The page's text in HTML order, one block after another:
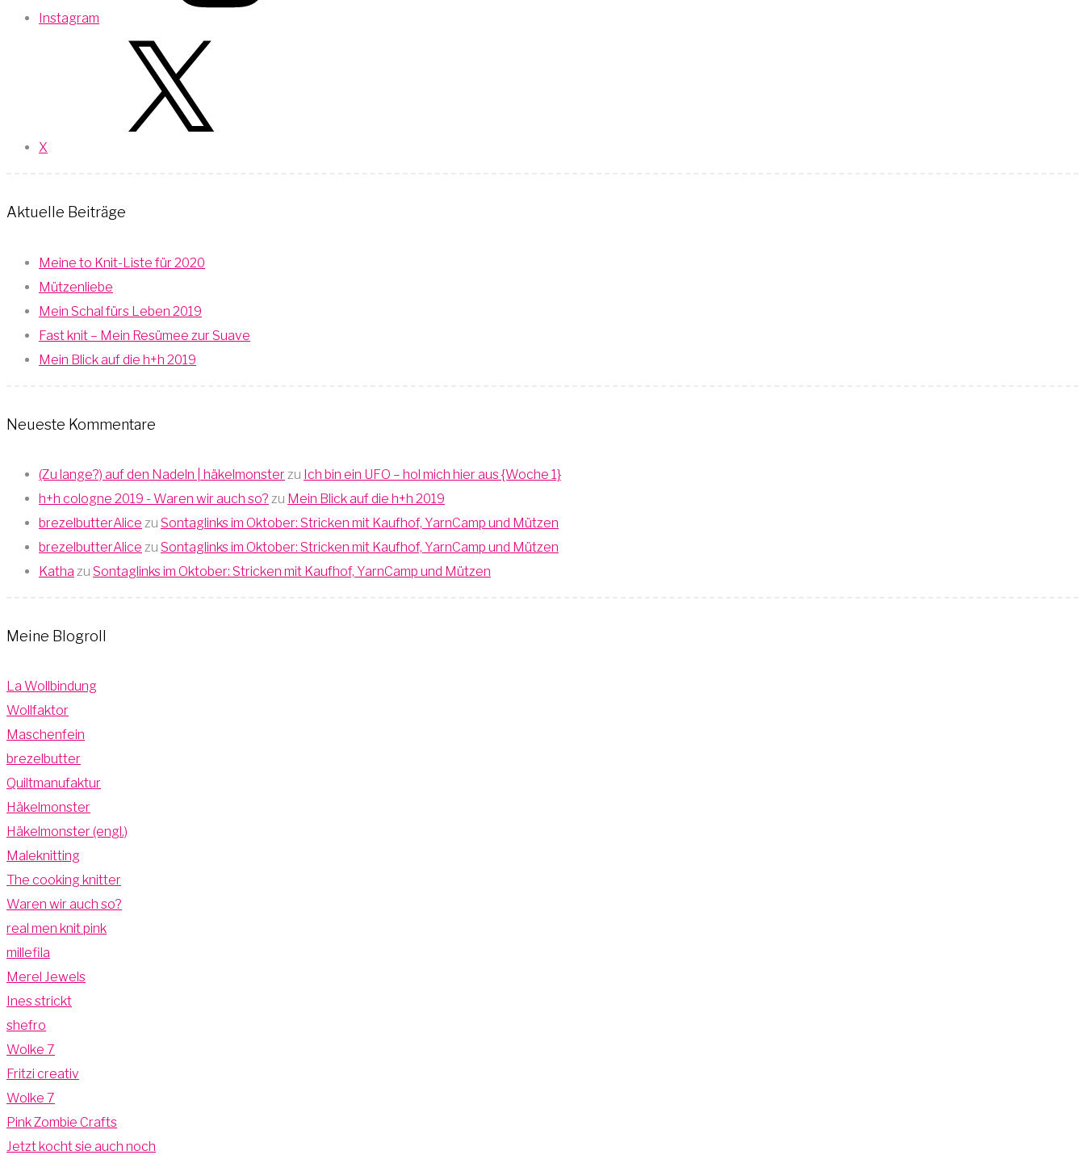
Instagram
X
Aktuelle Beiträge
Meine to Knit-Liste für 2020
Mützenliebe
Mein Schal fürs Leben 2019
Fast knit – Mein Resümee zur Suave
Mein Blick auf die h+h 2019
Neueste Kommentare
(Zu lange?) auf den Nadeln | häkelmonster zu Ich bin ein UFO – hol mich hier aus {Woche 1}
h+h cologne 2019 - Waren wir auch so? zu Mein Blick auf die h+h 2019
brezelbutterAlice zu Sontaglinks im Oktober: Stricken mit Kaufhof, YarnCamp und Mützen
brezelbutterAlice zu Sontaglinks im Oktober: Stricken mit Kaufhof, YarnCamp und Mützen
Katha zu Sontaglinks im Oktober: Stricken mit Kaufhof, YarnCamp und Mützen
Meine Blogroll
La Wollbindung
Wollfaktor
Maschenfein
brezelbutter
Quiltmanufaktur
Häkelmonster
Häkelmonster (engl.)
Maleknitting
The cooking knitter
Waren wir auch so?
real men knit pink
millefila
Merel Jewels
Ines strickt
shefro
Wolke 7
Fritzi creativ
Wolke 7
Pink Zombie Crafts
Jetzt kocht sie auch noch